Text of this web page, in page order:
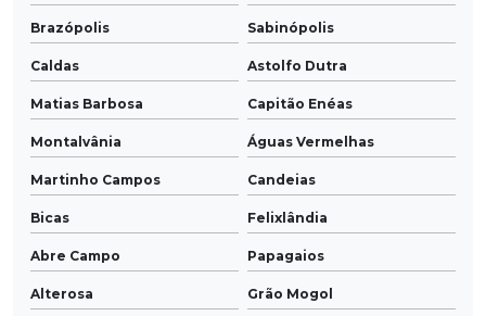
Brazópolis Sabinópolis
Caldas Astolfo Dutra
Matias Barbosa Capitão Enéas
Montalvânia Águas Vermelhas
Martinho Campos Candeias
Bicas Felixlândia
Abre Campo Papagaios
Alterosa Grão Mogol